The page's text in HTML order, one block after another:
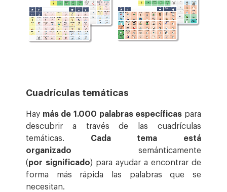
Cuadrículas temáticas
Hay más de 1.000 palabras específicas para
descubrir a través de las cuadrículas
temáticas. Cada tema está
organizado semánticamente
(por significado) para ayudar a encontrar de
forma más rápida las palabras que se
necesitan.